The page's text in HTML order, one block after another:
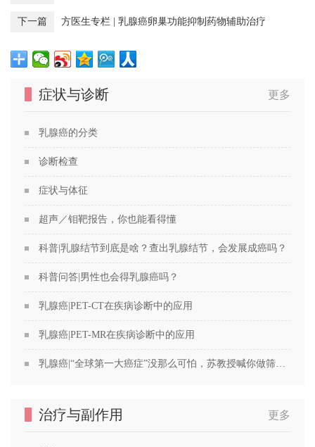
下一篇 方医生专栏 | 乳腺癌卵巢功能抑制药物辅助治疗
症状与诊断 更多
乳腺癌的分类
诊断检查
症状与体征
超声／钼靶报告，你也能看得懂
科普|乳腺结节到底是啥？查出乳腺结节，会发展成癌吗？
科普问答|男性也会得乳腺癌吗？
乳腺癌|PET-CT在疾病诊断中的应用
乳腺癌|PET-MR在疾病诊断中的应用
乳腺癌|“全球第一大癌症”没那么可怕，苏教授喊你做筛查！
治疗与副作用 更多